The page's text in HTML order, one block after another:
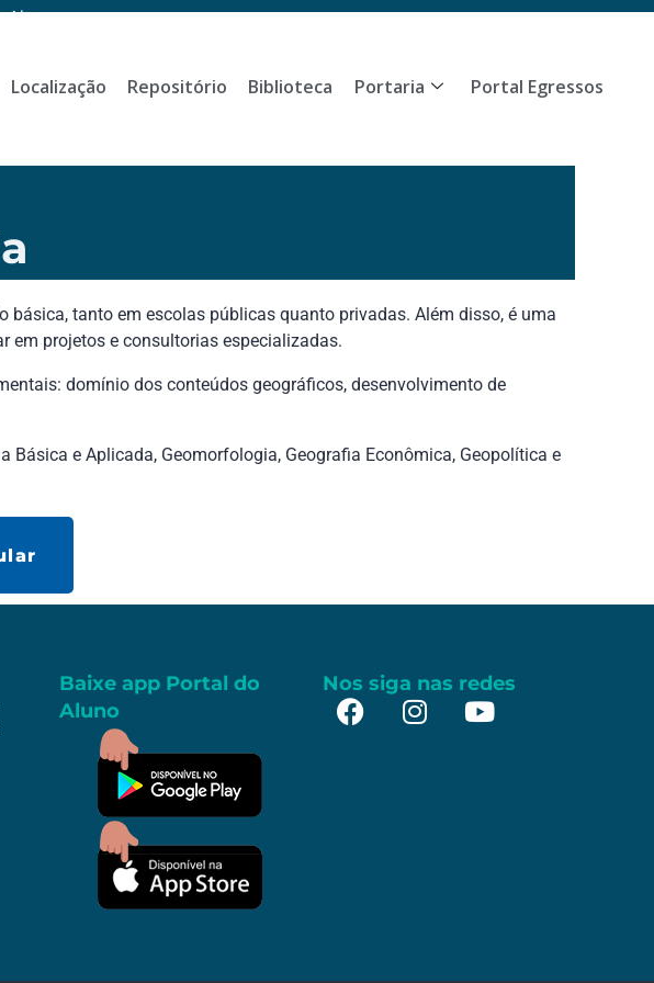
Aluno
Localização Repositório Biblioteca Portaria Portal Egressos
tanto em escolas públicas quanto privadas. Além disso, é uma
em projetos e consultorias especializadas.
domínio dos conteúdos geográficos, desenvolvimento de
e Aplicada, Geomorfologia, Geografia Econômica, Geopolítica e
Baixe app Portal do
Aluno
Nos siga nas redes